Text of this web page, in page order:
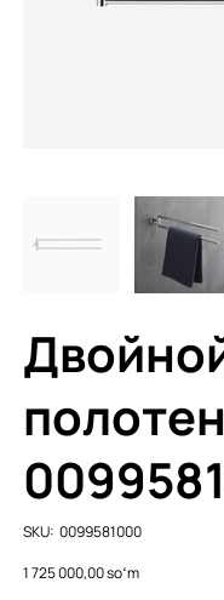
SKU: SKU
0099581000
0099581000
Price
1 725 000,00 soʻm